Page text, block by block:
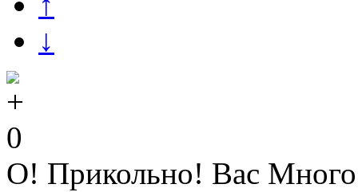
↓
0
О! Прикольно! Вас Много